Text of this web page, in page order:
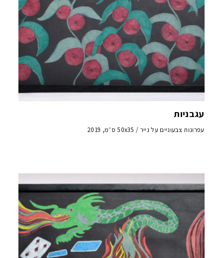
עגבניות
עפרונות צבעוניים על נייר / 50x35 ס״מ, 2019